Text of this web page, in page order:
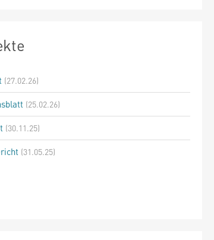
(27.02.26)
(25.02.26)
(30.11.25)
(31.05.25)